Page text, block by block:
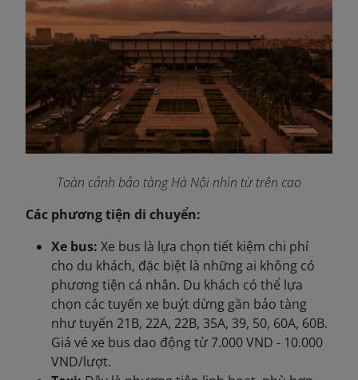
Toàn cảnh bảo tàng Hà Nội nhìn từ trên cao
Các phương tiện di chuyển:
Xe bus: Xe bus là lựa chọn tiết kiệm chi phí
cho du khách, đặc biệt là những ai không có
phương tiện cá nhân. Du khách có thể lựa
chọn các tuyến xe buýt dừng gần bảo tàng
như tuyến 21B, 22A, 22B, 35A, 39, 50, 60A, 60B.
Giá vé xe bus dao động từ 7.000 VND - 10.000
VND/lượt.